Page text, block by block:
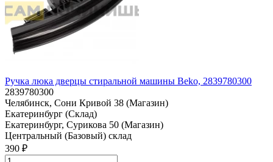
Ручка люка дверцы стиральной машины Beko, 2839780300
2839780300
Челябинск, Сони Кривой 38 (Магазин)
Екатеринбург (Склад)
Екатеринбург, Сурикова 50 (Магазин)
Центральный (Базовый) склад
390 ₽